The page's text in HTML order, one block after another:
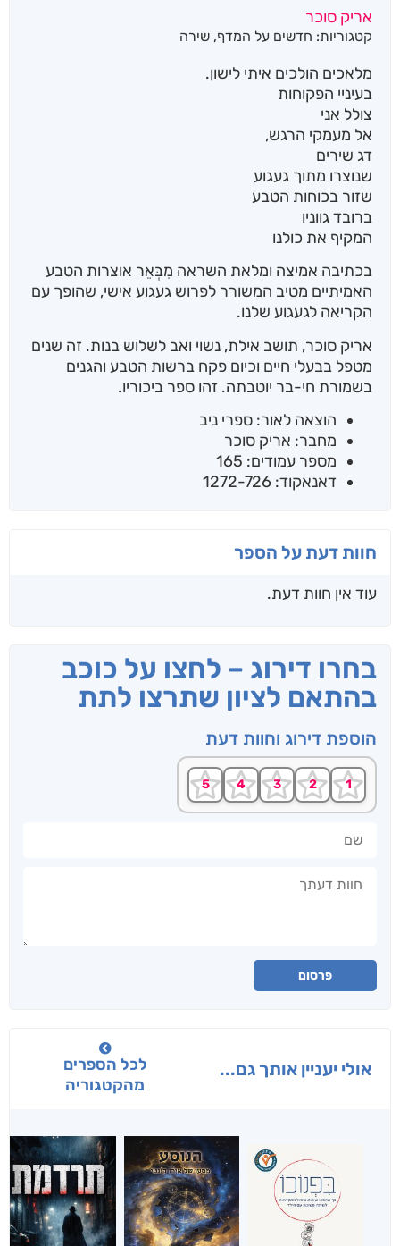
אריק סוכר
קטגוריות: חדשים על המדף, שירה
מלאכים הולכים איתי לישון.
בעיניי הפקוחות
צולל אני
אל מעמקי הרגש,
דג שירים
שנוצרו מתוך געגוע
שזור בכוחות הטבע
ברובד גווניו
המקיף את כולנו
בכתיבה אמיצה ומלאת השראה מִבְּאֵר אוצרות הטבע
האמיתיים מטיב המשורר לפרוש געגוע אישי, שהופך עם
הקריאה לגעגוע שלנו.
אריק סוכר, תושב אילת, נשוי ואב לשלוש בנות. זה שנים
מטפל בבעלי חיים וכיום פקח ברשות הטבע והגנים
בשמורת חי-בר יוטבתה. זהו ספר ביכוריו.
הוצאה לאור: ספרי ניב
מחבר: אריק סוכר
מספר עמודים: 165
דאנאקוד: 1272-726
חוות דעת על הספר
עוד אין חוות דעת.
בחרו דירוג – לחצו על כוכב
בהתאם לציון שתרצו לתת
הוספת דירוג וחוות דעת
פרסום
אולי יעניין אותך גם...
לכל הספרים
מהקטגוריה